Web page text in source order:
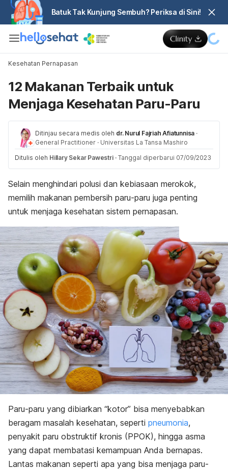
Batuk Tak Kunjung Sembuh? Periksa di Sini!
Kesehatan Pernapasan
12 Makanan Terbaik untuk
Menjaga Kesehatan Paru-Paru
Ditinjau secara medis oleh dr. Nurul Fajriah Afiatunnisa ·
General Practitioner · Universitas La Tansa Mashiro
Ditulis oleh Hillary Sekar Pawestri · Tanggal diperbarui 07/09/2023
Selain menghindari polusi dan kebiasaan merokok,
memilih makanan pembersih paru-paru juga penting
untuk menjaga kesehatan sistem pernapasan.
Paru-paru yang dibiarkan “kotor” bisa menyebabkan
beragam masalah kesehatan, seperti pneumonia,
penyakit paru obstruktif kronis (PPOK), hingga asma
yang dapat membatasi kemampuan Anda bernapas.
Lantas makanan seperti apa yang bisa menjaga paru-